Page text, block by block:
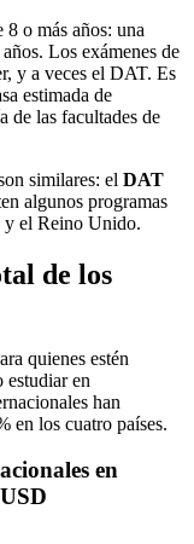
o más años: una
Los exámenes de
y a veces el DAT. Es
estimada de
de las facultades de
similares: el DAT
algunos programas
y el Reino Unido.
de los
quienes estén
estudiar en
han
en los cuatro países.
en